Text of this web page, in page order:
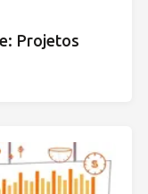
Projetos